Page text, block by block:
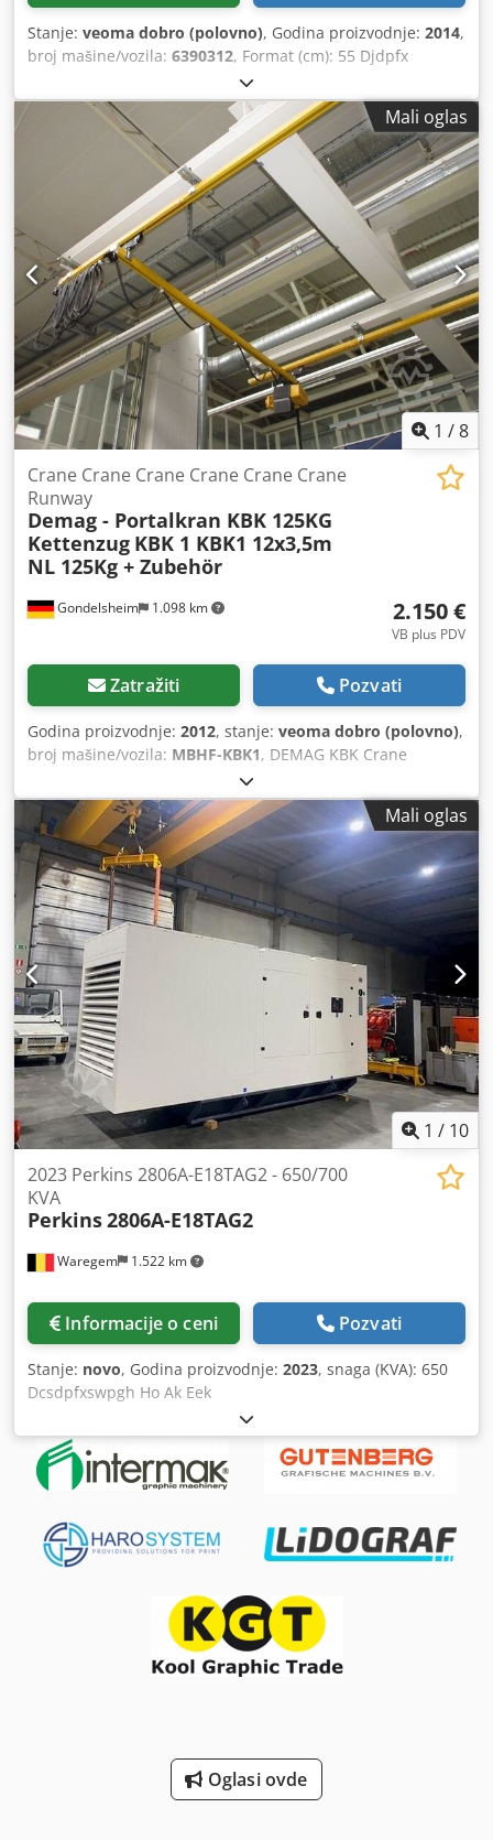
Stanje: veoma dobro (polovno), Godina proizvodnje: 2014,
broj mašine/vozila: 6390312, Format (cm): 55 Djdpfx
Akexugv So Eeck Oprema / dodatne informacije: Bočni
stolovi, svetlosne barijere, 1x rezervno sečivo
Mali oglas
1 /8
Gondelsheim 1.098 km
Crane Crane Crane Crane Crane Crane
Runway
Demag - Portalkran KBK 125KG
Kettenzug KBK 1 KBK1 12x3,5m
NL 125Kg + Zubehör
2.150 €
VB plus PDV
Zatražiti Pozvati
Godina proizvodnje: 2012, stanje: veoma dobro (polovno),
broj mašine/vozila: MBHF-KBK1, DEMAG KBK Crane
Canopy Crane Runway Dimensions approx. 12m × 3.5m
Ostale dimenzije molimo vas da se ras ras raspitate! Tovar
/ podizanje tereta 125 KG - 0,125to Tehnički podaci
sistema: Kran pista napravljena od Demag KBK1 šina
Sistem se isporučuje dovršeno: KBK Rails, Rail Connectors,
Chassis, End Plates, Cable Trail, Power Cable,
Brackets/Hangers itd. Dodpfx Aspiarnsk Esck incl. 1 most
with 125KG Demag DC-COM chain hoist Kran je
demontiran i odmah dostupan Jako dobro iskorišćeno
stanje, pogledajte slike Lokacija artikla je 75053
Gondelsheim Isporuka po teretnom prosleđivanje ili pik-ap
samo po zakazanoj obavezi Demag KBK1, KBK2 i KBK3 šine
su na lageru ! Ostali KBK sistemi su takođe na lageru.
Tovar 125KG - 1600KG Molimo vas da se ras raspitate o
vašoj pisti sa sveće i dimenzijama.
Mali oglas
1 / 10
Waregem 1.522 km
2023 Perkins 2806A-E18TAG2 - 650/700
KVA
Perkins2806A-E18TAG2
Informacije o ceni Pozvati
Stanje: novo, Godina proizvodnje: 2023, snaga (KVA): 650
Dcsdpfxswpgh Ho Ak Eek
Oglasi ovde